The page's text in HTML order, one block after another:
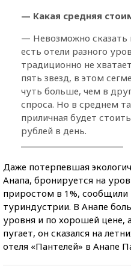
— Какая средняя
— Невозможно сказать
есть отели разного
традиционно не
пять звезд, в этом
чуть больше, чем в
спроса. Но в среднем
приличная будет
рублей в день.
Даже потерпевшая
Анапа, бронируется на
приростом в 1%, сообщили
туриндустрии. В Анапе
уровня и по хорошей цене,
пугает, он сказался на
отеля «Пантелей» в Анапе